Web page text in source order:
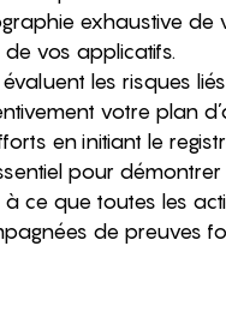
exhaustive de
vos applicatifs.
les risques
votre plan
en initiant le
pour
ce que toutes les
de preuves